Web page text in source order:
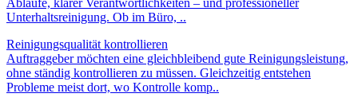
Abläufe, klarer Verantwortlichkeiten – und professioneller
Unterhaltsreinigung. Ob im Büro, ..
Reinigungsqualität kontrollieren
Auftraggeber möchten eine gleichbleibend gute Reinigungsleistung,
ohne ständig kontrollieren zu müssen. Gleichzeitig entstehen
Probleme meist dort, wo Kontrolle komp..